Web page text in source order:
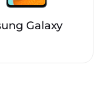
Galaxy